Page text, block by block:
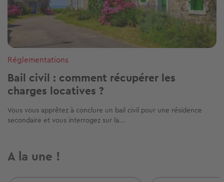
Réglementations
Bail civil : comment récupérer les
charges locatives ?
Vous vous apprêtez à conclure un bail civil pour une résidence
secondaire et vous interrogez sur la...
A la une !